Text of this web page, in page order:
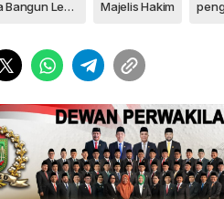
CV Mitra Bangun Lestari Majelis Hakim